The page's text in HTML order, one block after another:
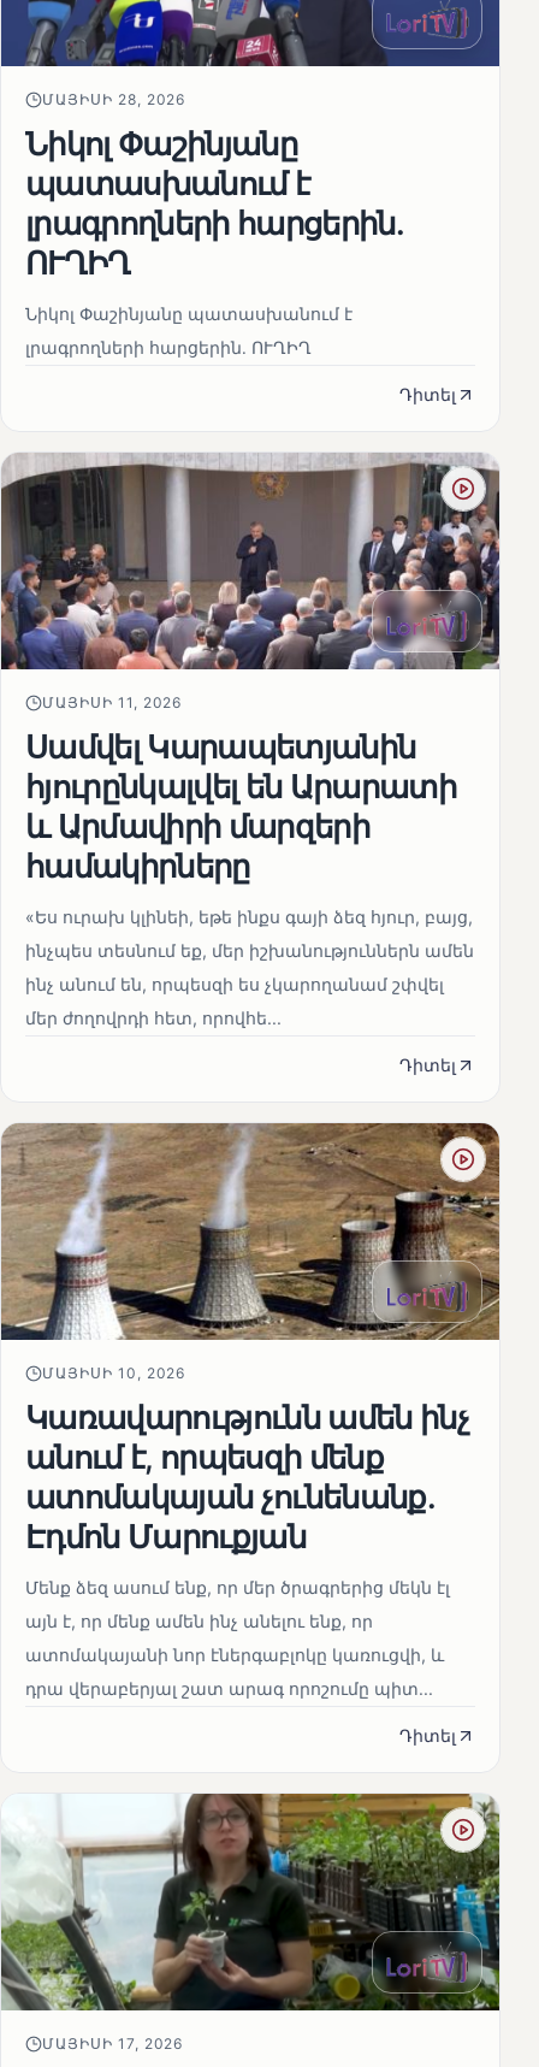
ՄԱՅԻՍԻ 28, 2026
Նիկոլ Փաշինյանը
պատասխանում է
լրագրողների հարցերին․
ՈՒՂԻՂ
Նիկոլ Փաշինյանը պատասխանում է
լրագրողների հարցերին․ ՈՒՂԻՂ
Դիտել
ՄԱՅԻՍԻ 11, 2026
Սամվել Կարապետյանին
հյուրընկալվել են Արարատի
և Արմավիրի մարզերի
համակիրները
«Ես ուրախ կլինեի, եթե ինքս գայի ձեզ հյուր, բայց,
ինչպես տեսնում եք, մեր իշխանություններն ամեն
ինչ անում են, որպեսզի ես չկարողանամ շփվել
մեր ժողովրդի հետ, որովհե...
Դիտել
ՄԱՅԻՍԻ 10, 2026
Կառավարությունն ամեն ինչ
անում է, որպեսզի մենք
ատոմակայան չունենանք․
Էդմոն Մարուքյան
Մենք ձեզ ասում ենք, որ մեր ծրագրերից մեկն էլ
այն է, որ մենք ամեն ինչ անելու ենք, որ
ատոմակայանի նոր էներգաբլոկը կառուցվի, և
դրա վերաբերյալ շատ արագ որոշումը պիտ...
Դիտել
ՄԱՅԻՍԻ 17, 2026